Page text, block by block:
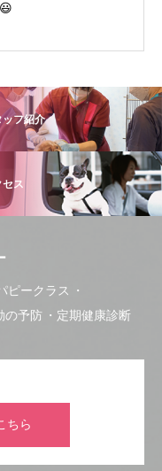
ッフ紹介
セス
ピークラス
の予防 定期健康診断
ちら